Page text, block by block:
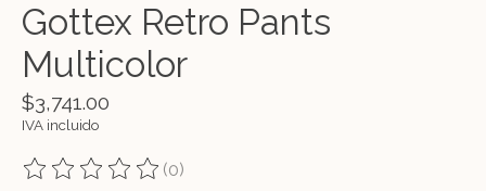
Gottex Retro Pants
Multicolor
$3,741.00
IVA incluido
The rating of this product is
(0)